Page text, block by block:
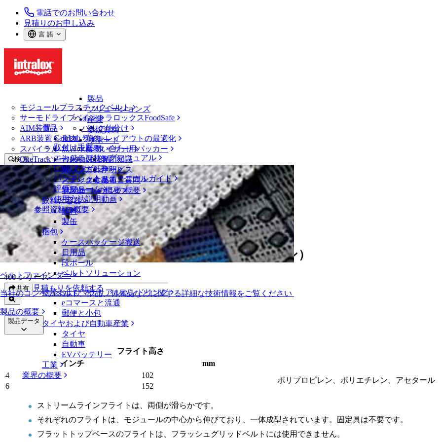
電話でのお問い合わせ
見積りのお申し込み
言 語
製品
モジュールプラスチックベルト
サーモドライブベルト
AIM装置
ARB装置
スパイラル
OneTrackツールおよび部品
ベルトファインダー
当社のコンベアベルト、部品、付属品などに関する詳細な技術情報をご覧ください
製品の概要
ソリューションズ
イントラロックスFoodSafe
バルク仕分け
ラインレイアウトの最適化
パレタイザー用パッカー
専門知識
サービス
技術
ソリューションの概要
産業
食品
食肉、鶏肉
魚と水産物
青果物
製パン
スナック食品
乳製品
飲料と容器
飲料
製缶
梱包
ケースパッケージ搬送
日用品
段ボール
ベルトソリューション
物流およびマテリアルハンドリング
eコマースと流通
郵便と小包
タイヤおよび自動車産業
タイヤ
自動車
EVバッテリー
工業
業界の概要
参照資料
CalcLab
取付け手順
エンジニアリングマニュアル
CADファイル
パンフレット・テクニカルガイド
評価フォーム
使用方法説明動画
参照資料の概要
サポート
お問い合わせ
保証
方針声明
よくあるご質問
サポートの概要
検 索
メニューを開く
ベルトファインダー
ベルトファインダー
モジュールプラスチックベルト
400 シリーズ
フラットトップベースのフライト（ストリームライン）
フラットトップベースのフライト（ストリームライン）
400 シリーズ
共有 見積もりを依頼する
製品データ
フライト高さ
インチ
mm
4
102
ポリプロピレン、ポリエチレン、アセタール
6 152
ストリームラインフライトは、両側が滑らかです。
それぞれのフライトは、モジュールの中心から伸びており、一体成型されています。固定具は不要です。
フラットトップベースのフライトは、フラッシュグリッドベルトには使用できません。